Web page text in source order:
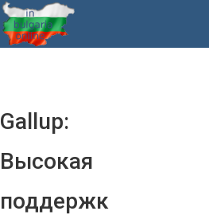
Gallup:
Высокая
поддержк